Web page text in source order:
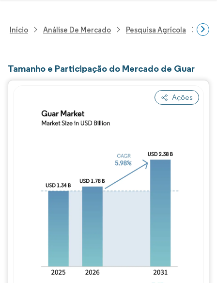
Início Análise De Mercado Pesquisa Agrícola
Tamanho e Participação do Mercado de Guar
Ações